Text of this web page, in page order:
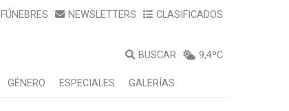
FÚNEBRES NEWSLETTERS CLASIFICADOS
BUSCAR 9,4ºC
GÉNERO ESPECIALES GALERÍAS